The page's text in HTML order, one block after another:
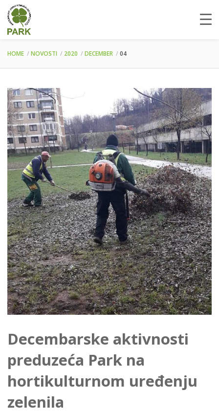
HOME NOVOSTI 2020 DECEMBER 04
Decembarske aktivnosti
preduzeća Park na
hortikulturnom uređenju
zelenila